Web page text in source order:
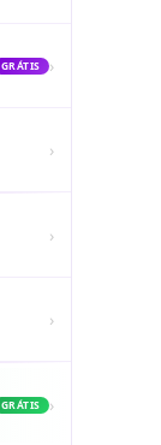
GRÁTIS ›
›
›
›
GRÁTIS ›